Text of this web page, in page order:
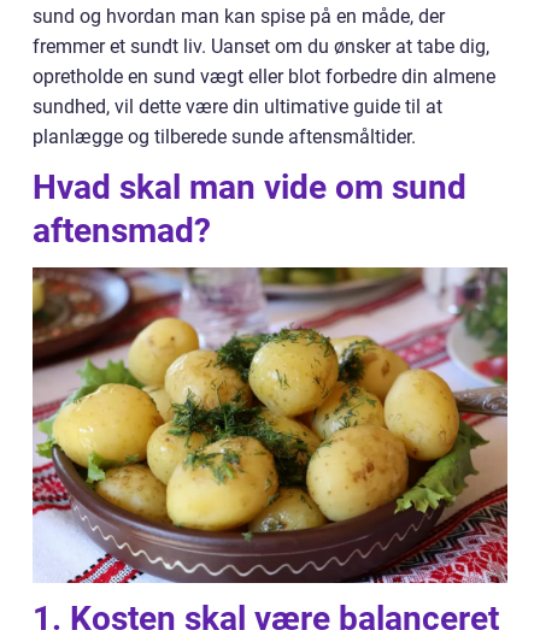
sund og hvordan man kan spise på en måde, der
fremmer et sundt liv. Uanset om du ønsker at tabe dig,
opretholde en sund vægt eller blot forbedre din almene
sundhed, vil dette være din ultimative guide til at
planlægge og tilberede sunde aftensmåltider.
Hvad skal man vide om sund
aftensmad?
1. Kosten skal være balanceret